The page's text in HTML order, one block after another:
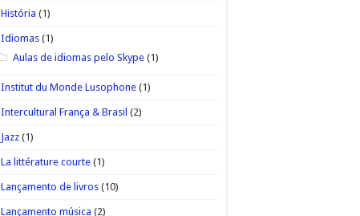
História (1)
Idiomas(1)
Aulas de idiomas pelo Skype(1)
Institut du Monde Lusophone(1)
Intercultural França & Brasil (2)
Jazz(1)
La littérature courte(1)
Lançamento de livros(10)
Lançamento música (2)